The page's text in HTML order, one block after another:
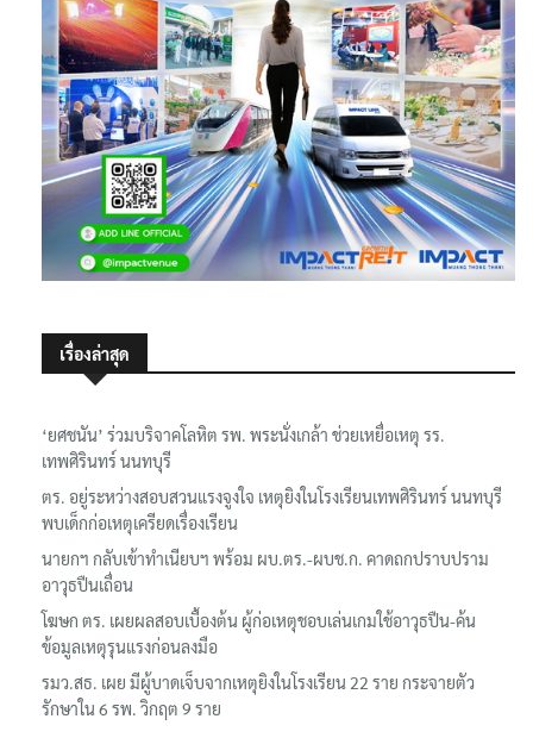
เรื่องล่าสุด
‘ยศชนัน’ ร่วมบริจาคโลหิต รพ. พระนั่งเกล้า ช่วยเหยื่อเหตุ รร.
เทพศิรินทร์ นนทบุรี
ตร. อยู่ระหว่างสอบสวนแรงจูงใจ เหตุยิงในโรงเรียนเทพศิรินทร์ นนทบุรี
พบเด็กก่อเหตุเครียดเรื่องเรียน
นายกฯ กลับเข้าทำเนียบฯ พร้อม ผบ.ตร.-ผบช.ก. คาดถกปราบปราม
อาวุธปืนเถื่อน
โฆษก ตร. เผยผลสอบเบื้องต้น ผู้ก่อเหตุชอบเล่นเกมใช้อาวุธปืน-ค้น
ข้อมูลเหตุรุนแรงก่อนลงมือ
รมว.สธ. เผย มีผู้บาดเจ็บจากเหตุยิงในโรงเรียน 22 ราย กระจายตัว
รักษาใน 6 รพ. วิกฤต 9 ราย